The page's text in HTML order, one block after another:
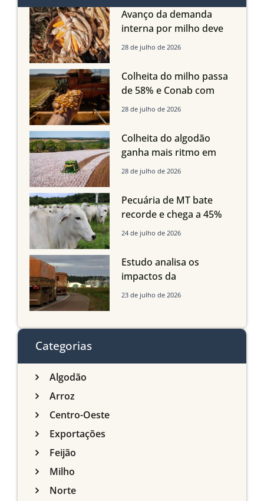
Avanço da demanda
interna por milho deve
compensar aumento da
em Mato Grosso, aponta
Imea
28 de julho de 2026
Colheita do milho passa
de 58% e Conab com
boas produtividades em
quedas em Tocantins,
Maranhão e Piauí
28 de julho de 2026
Colheita do algodão
ganha mais ritmo em
Mato Grosso, Mato
Maranhão
28 de julho de 2026
Pecuária de MT bate
recorde e chega a 45%
dos bovinos abatidos
24 de julho de 2026
Estudo analisa os
impactos da
infraestrutura logística
do Sul
23 de julho de 2026
Categorias
Algodão
Arroz
Centro-Oeste
Exportações
Feijão
Milho
Norte